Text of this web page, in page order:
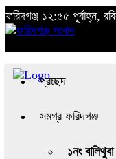
ফরিদগঞ্জ ১২:৫৫ পূর্বাহ্ন,
প্রচ্ছদ
সমগ্র ফরিদগঞ্জ
১নং